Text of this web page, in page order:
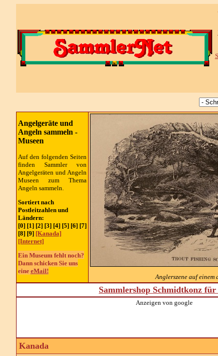
Angelgeräte und
Angeln sammeln -
Museen
Auf den folgenden Seiten
finden Sammler von
Angelgeräten und Angeln
Museen zum Thema
Angeln sammeln.
Sortiert nach
Postleitzahlen und
Ländern:
[0] [1] [2] [3] [4] [5] [6] [7]
[8] [9] [Kanada]
[Internet]
Ein Museum fehlt noch?
Dann schicken Sie uns
eine eMail!
Anglerszene auf einem
Sammlershop Schmidtkonz
Anzeigen von google
Kanada